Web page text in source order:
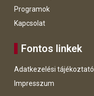
Programok
Kapcsolat
Fontos linkek
Adatkezelési tájékoztató
Impresszum